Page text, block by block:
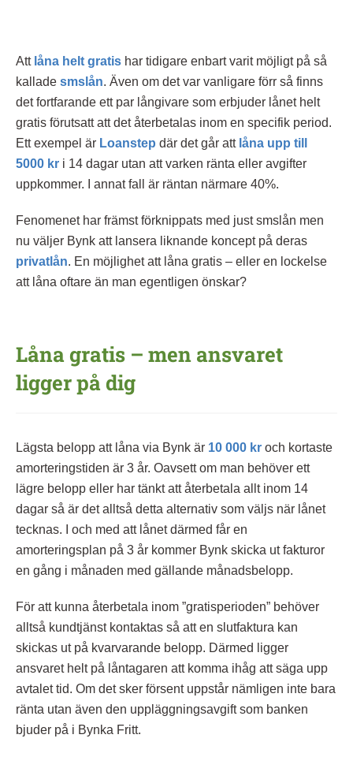
Att låna helt gratis har tidigare enbart varit möjligt på så
kallade smslån. Även om det var vanligare förr så finns
det fortfarande ett par långivare som erbjuder lånet helt
gratis förutsatt att det återbetalas inom en specifik period.
Ett exempel är Loanstep där det går att låna upp till
5000 kr i 14 dagar utan att varken ränta eller avgifter
uppkommer. I annat fall är räntan närmare 40%.
Fenomenet har främst förknippats med just smslån men
nu väljer Bynk att lansera liknande koncept på deras
privatlån. En möjlighet att låna gratis – eller en lockelse
att låna oftare än man egentligen önskar?
Låna gratis – men ansvaret
ligger på dig
Lägsta belopp att låna via Bynk är 10 000 kr och kortaste
amorteringstiden är 3 år. Oavsett om man behöver ett
lägre belopp eller har tänkt att återbetala allt inom 14
dagar så är det alltså detta alternativ som väljs när lånet
tecknas. I och med att lånet därmed får en
amorteringsplan på 3 år kommer Bynk skicka ut fakturor
en gång i månaden med gällande månadsbelopp.
För att kunna återbetala inom ”gratisperioden” behöver
alltså kundtjänst kontaktas så att en slutfaktura kan
skickas ut på kvarvarande belopp. Därmed ligger
ansvaret helt på låntagaren att komma ihåg att säga upp
avtalet tid. Om det sker försent uppstår nämligen inte bara
ränta utan även den uppläggningsavgift som banken
bjuder på i Bynka Fritt.